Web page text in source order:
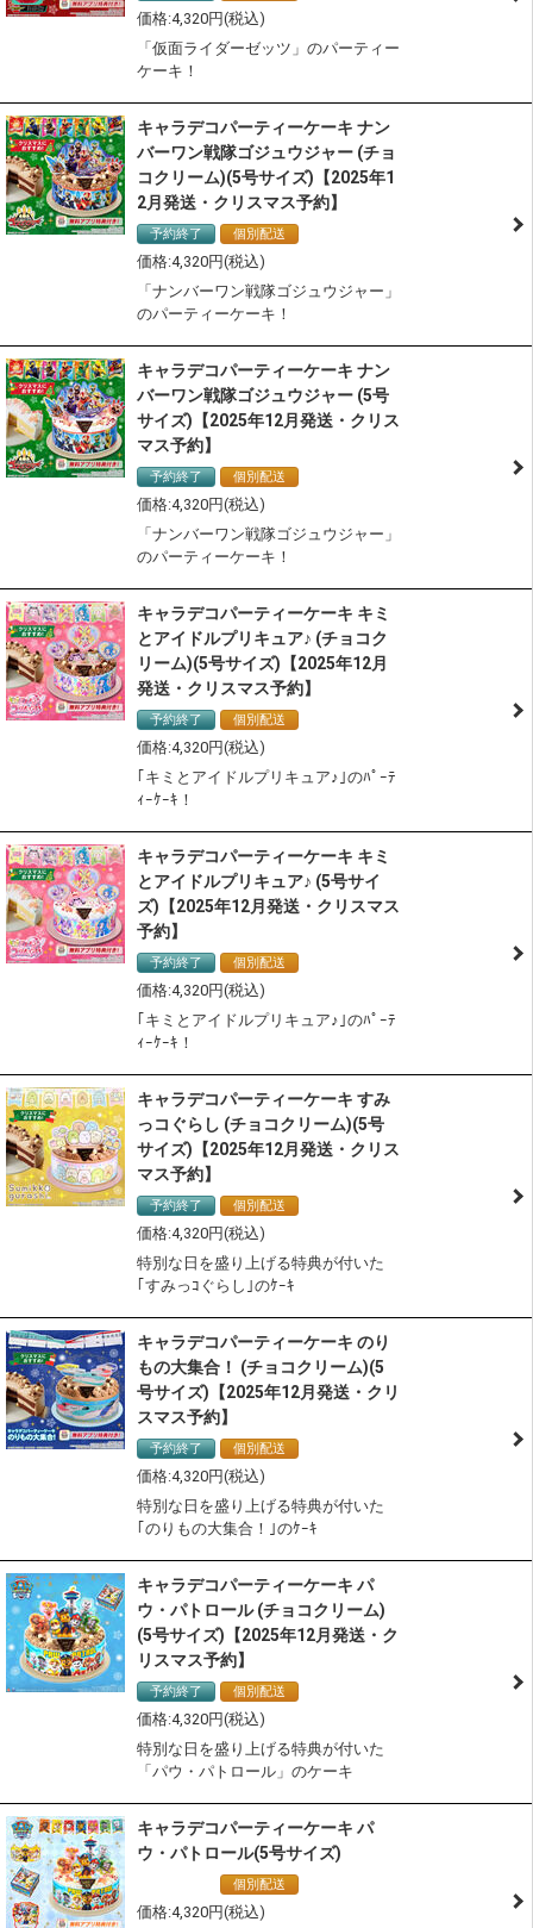
4,320
「仮面ライダーゼッツ」のパーティー
ケーキ！
キャラデコパーティーケーキ ナン
バーワン戦隊ゴジュウジャー (チョ
コクリーム)(5号サイズ)【2025年1
2月発送・クリスマス予約】
予約終了 個別配送
4,320
「ナンバーワン戦隊ゴジュウジャー」
のパーティーケーキ！
キャラデコパーティーケーキ ナン
バーワン戦隊ゴジュウジャー (5号
サイズ)【2025年12月発送・クリス
マス予約】
予約終了 個別配送
4,320
「ナンバーワン戦隊ゴジュウジャー」
のパーティーケーキ！
キャラデコパーティーケーキ キミ
とアイドルプリキュア♪ (チョコク
リーム)(5号サイズ)【2025年12月
発送・クリスマス予約】
予約終了 個別配送
4,320
｢キミとアイドルプリキュア♪｣のﾊﾟｰﾃ
ｨｰｹｰｷ！
キャラデコパーティーケーキ キミ
とアイドルプリキュア♪ (5号サイ
ズ)【2025年12月発送・クリスマス
予約】
予約終了 個別配送
4,320
｢キミとアイドルプリキュア♪｣のﾊﾟｰﾃ
ｨｰｹｰｷ！
キャラデコパーティーケーキ すみ
っコぐらし (チョコクリーム)(5号
サイズ)【2025年12月発送・クリス
マス予約】
予約終了 個別配送
4,320
特別な日を盛り上げる特典が付いた
｢すみっｺぐらし｣のｹｰｷ
キャラデコパーティーケーキ のり
もの大集合！ (チョコクリーム)(5
号サイズ)【2025年12月発送・クリ
スマス予約】
予約終了 個別配送
4,320
特別な日を盛り上げる特典が付いた
｢のりもの大集合！｣のｹｰｷ
キャラデコパーティーケーキ パ
ウ・パトロール (チョコクリーム)
(5号サイズ)【2025年12月発送・ク
リスマス予約】
予約終了 個別配送
4,320
特別な日を盛り上げる特典が付いた
「パウ・パトロール」のケーキ
キャラデコパーティーケーキ パ
ウ・パトロール(5号サイズ)
個別配送
4,320